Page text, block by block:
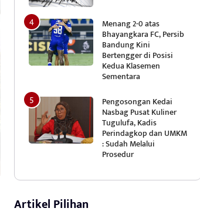
Menang 2-0 atas
Bhayangkara FC, Persib
Bandung Kini
Bertengger di Posisi
Kedua Klasemen
Sementara
Pengosongan Kedai
Nasbag Pusat Kuliner
Tugulufa, Kadis
Perindagkop dan UMKM
: Sudah Melalui
Prosedur
Artikel Pilihan